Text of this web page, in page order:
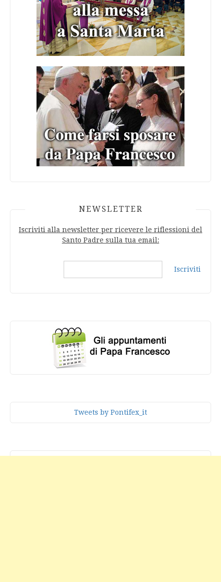
NEWSLETTER
Iscriviti alla newsletter per ricevere le riflessioni del
Santo Padre sulla tua email:
Iscriviti
Tweets by Pontifex_it